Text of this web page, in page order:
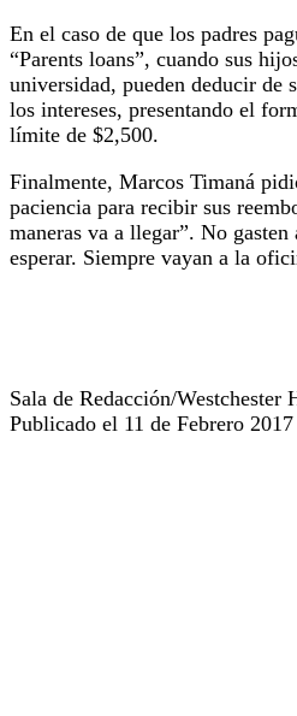
En el caso de que los padres
“Parents loans”, cuando sus
universidad, pueden deducir de
los intereses, presentando el
límite de $2,500.
Finalmente, Marcos Timaná
paciencia para recibir sus
maneras va a llegar”. No
esperar. Siempre vayan a la
Sala de Redacción/Westchester
Publicado el 11 de Febrero 2017